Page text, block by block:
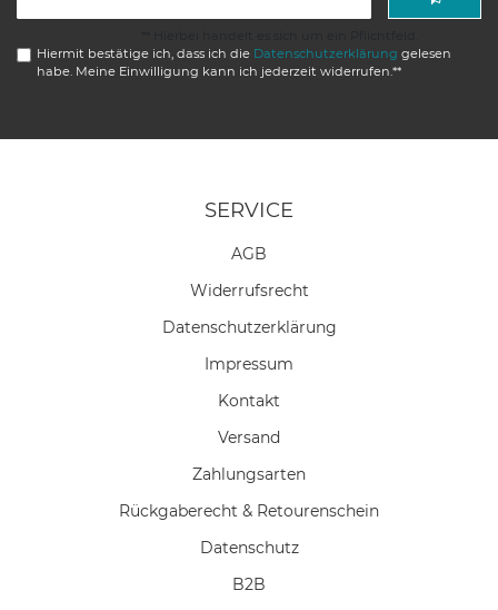
Hiermit bestätige ich, dass ich die Daten­schutz­erklärung gelesen
habe. Meine Einwilligung kann ich jederzeit widerrufen.**
SERVICE
AGB
Widerrufs­recht
Daten­schutz­erklärung
Impressum
Kontakt
Versand
Zahlungsarten
Rückgaberecht & Retourenschein
Datenschutz
B2B